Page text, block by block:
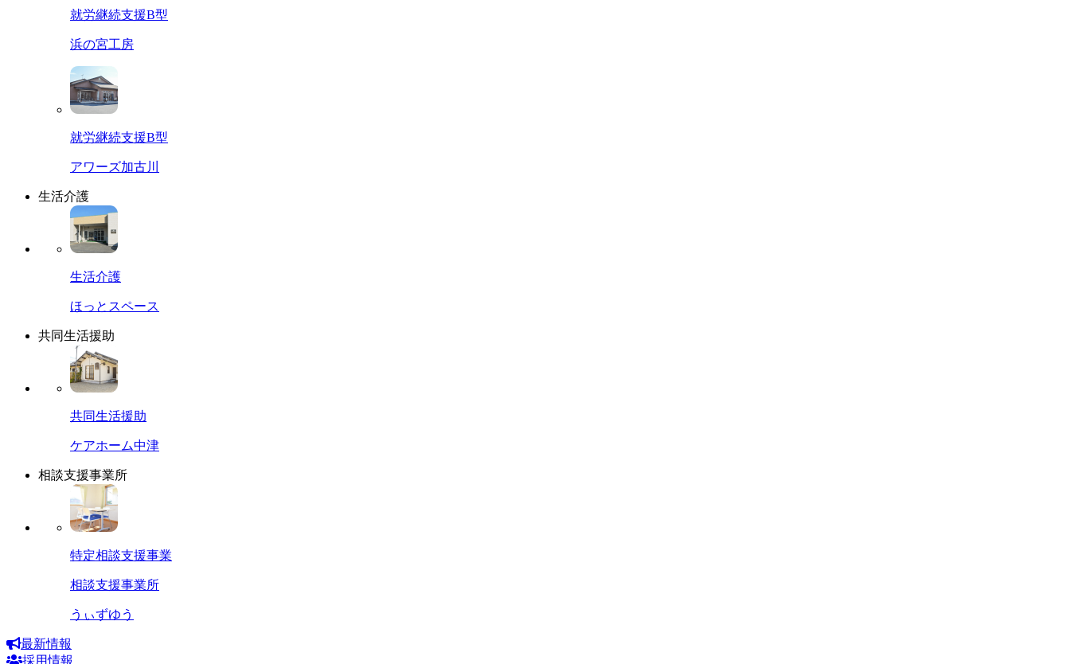
就労継続支援B型
浜の宮工房
就労継続支援B型
アワーズ加古川
生活介護
生活介護
ほっとスペース
共同生活援助
共同生活援助
ケアホーム中津
相談支援事業所
特定相談支援事業
相談支援事業所
うぃずゆう
最新情報
採用情報